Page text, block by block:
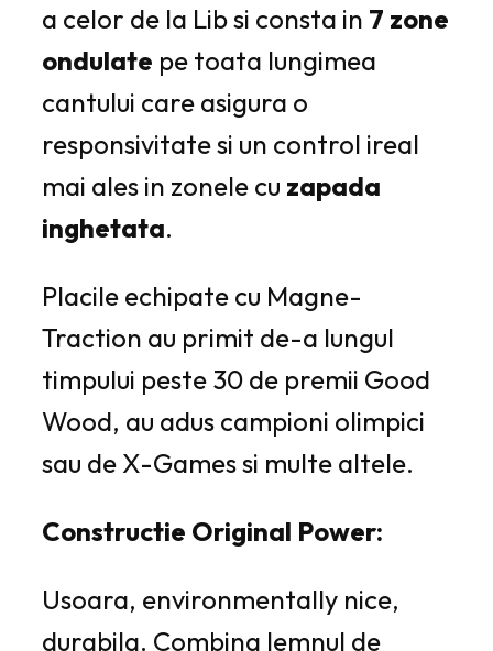
a celor de la Lib si consta in 7 zone
ondulate pe toata lungimea
cantului care asigura o
responsivitate si un control ireal
mai ales in zonele cu zapada
inghetata.
Placile echipate cu Magne-
Traction au primit de-a lungul
timpului peste 30 de premii Good
Wood, au adus campioni olimpici
sau de X-Games si multe altele.
Constructie Original Power:
Usoara, environmentally nice,
durabila. Combina lemnul de